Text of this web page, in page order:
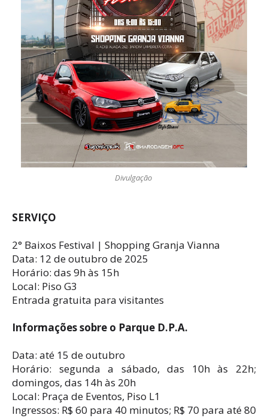
Divulgação
SERVIÇO
2° Baixos Festival | Shopping Granja Vianna
Data: 12 de outubro de 2025
Horário: das 9h às 15h
Local: Piso G3
Entrada gratuita para visitantes
Informações sobre o Parque D.P.A.
Data: até 15 de outubro
Horário: segunda a sábado, das 10h às 22h;
domingos, das 14h às 20h
Local: Praça de Eventos, Piso L1
Ingressos: R$ 60 para 40 minutos; R$ 70 para até 80